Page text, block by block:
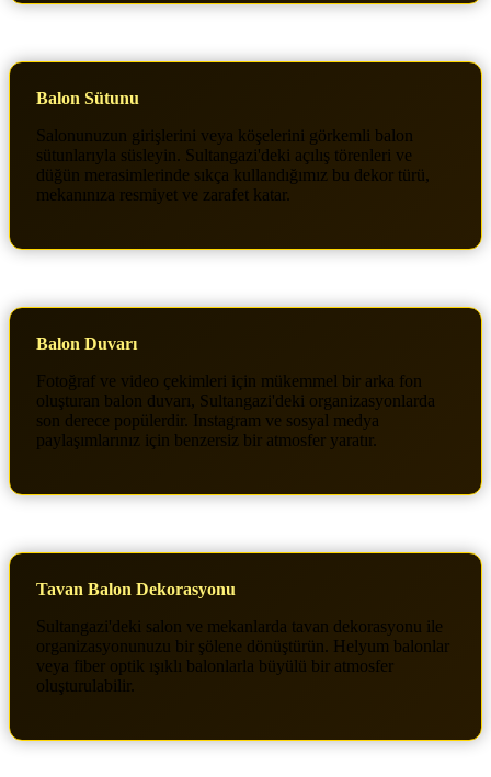
Balon Sütunu
Salonunuzun girişlerini veya köşelerini görkemli balon
sütunlarıyla süsleyin. Sultangazi'deki açılış törenleri ve
düğün merasimlerinde sıkça kullandığımız bu dekor türü,
mekanınıza resmiyet ve zarafet katar.
Balon Duvarı
Fotoğraf ve video çekimleri için mükemmel bir arka fon
oluşturan balon duvarı, Sultangazi'deki organizasyonlarda
son derece popülerdir. Instagram ve sosyal medya
paylaşımlarınız için benzersiz bir atmosfer yaratır.
Tavan Balon Dekorasyonu
Sultangazi'deki salon ve mekanlarda tavan dekorasyonu ile
organizasyonunuzu bir şölene dönüştürün. Helyum balonlar
veya fiber optik ışıklı balonlarla büyülü bir atmosfer
oluşturulabilir.